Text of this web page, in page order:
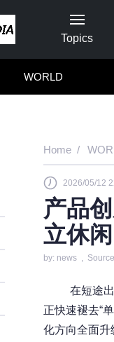
Topics
WORLD
Home
2026/05/12
产品
立休
by: news ,
在短途
正快速褪去“
化方向全面升